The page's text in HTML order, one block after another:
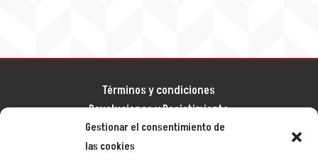
Gestionar el consentimiento de
las cookies
Términos y condiciones
Devoluciones y Desistimiento
Aviso legal
Política de privacidad